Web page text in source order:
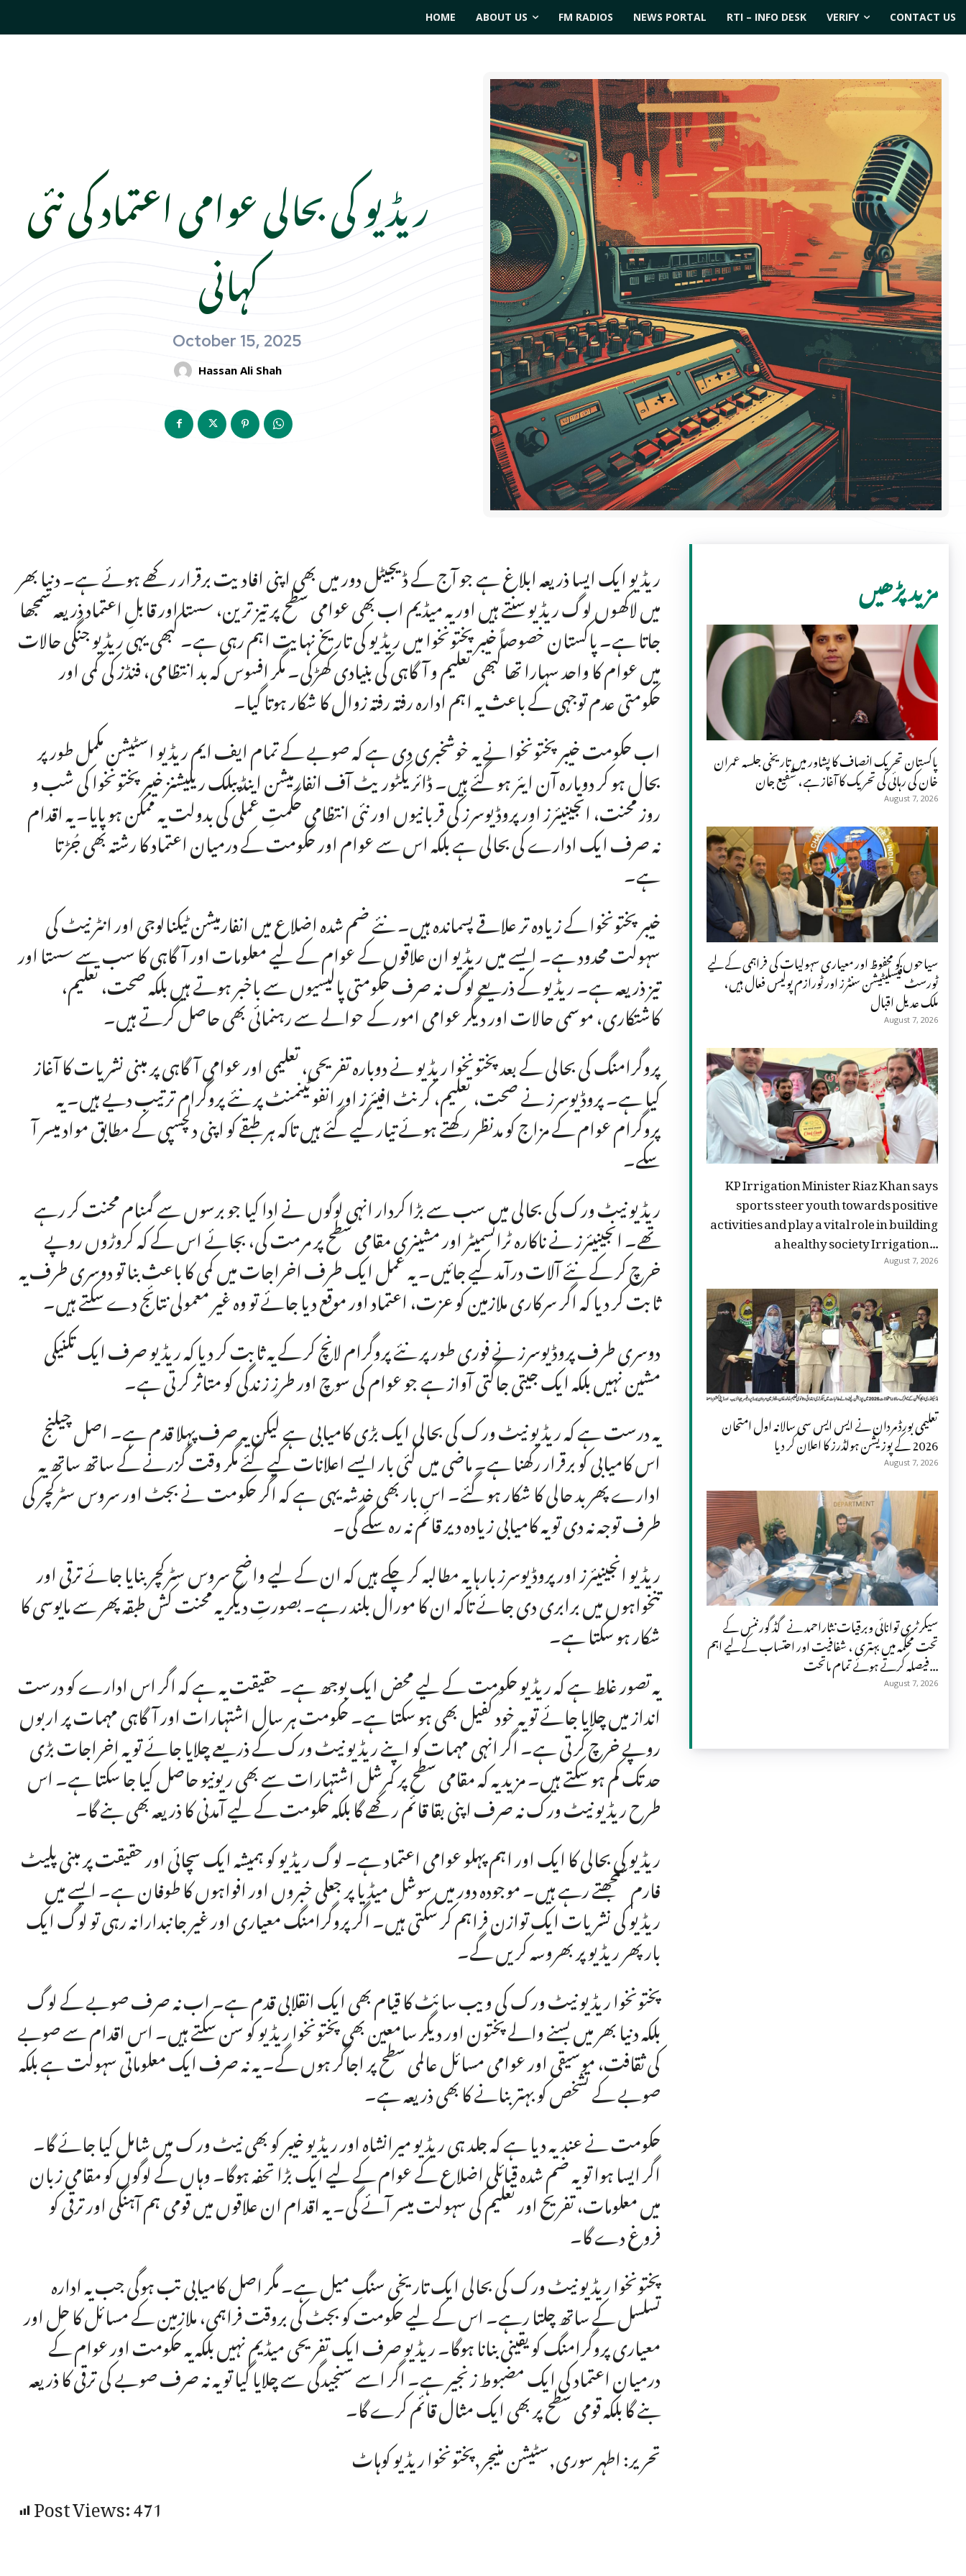
HOME ABOUT US FM RADIOS NEWS PORTAL RTI – INFO DESK VERIFY CONTACT US
ریڈیو کی بحالی عوامی اعتماد کی نئی
کہانی
October 15, 2025
Hassan Ali Shah
ریڈیو ایک ایسا ذریعہ ابلاغ ہے جو آج کے ڈیجیٹل دور میں بھی اپنی افادیت برقرار رکھے ہوئے ہے۔ دنیا بھر
میں لاکھوں لوگ ریڈیو سنتے ہیں اور یہ میڈیم اب بھی عوامی سطح پر تیز ترین، سستا اور قابلِ اعتماد ذریعہ سمجھا
جاتا ہے۔ پاکستان خصوصاً خیبر پختونخوا میں ریڈیو کی تاریخ نہایت اہم رہی ہے۔ کبھی یہی ریڈیو جنگی حالات
میں عوام کا واحد سہارا تھا کبھی تعلیم و آگاہی کی بنیادی کھڑکی۔ مگر افسوس کہ بد انتظامی، فنڈز کی کمی اور
حکومتی عدم توجہی کے باعث یہ اہم ادارہ رفتہ رفتہ زوال کا شکار ہوتا گیا۔
اب حکومت خیبر پختونخوا نے یہ خوشخبری دی ہے کہ صوبے کے تمام ایف ایم ریڈیو اسٹیشن مکمل طور پر
بحال ہو کر دوبارہ آن ایئر ہو گئے ہیں۔ ڈائریکٹوریٹ آف انفارمیشن اینڈ پبلک ریلیشنز خیبرپختونخوا کی شب و
روز محنت، انجینیئرز اور پروڈیوسرز کی قربانیوں اور نئی انتظامی حکمتِ عملی کی بدولت یہ ممکن ہو پایا۔ یہ اقدام
نہ صرف ایک ادارے کی بحالی ہے بلکہ اس سے عوام اور حکومت کے درمیان اعتماد کا رشتہ بھی جُڑتا
ہے۔
خیبر پختونخوا کے زیادہ تر علاقے پسماندہ ہیں۔ نئے ضم شدہ اضلاع میں انفارمیشن ٹیکنالوجی اور انٹرنیٹ کی
سہولت محدود ہے۔ ایسے میں ریڈیو ان علاقوں کے عوام کے لیے معلومات اور آگاہی کا سب سے سستا اور
تیز ذریعہ ہے۔ ریڈیو کے ذریعے لوگ نہ صرف حکومتی پالیسیوں سے باخبر ہوتے ہیں بلکہ صحت، تعلیم،
کاشتکاری، موسمی حالات اور دیگر عوامی امور کے حوالے سے رہنمائی بھی حاصل کرتے ہیں۔
پروگرامنگ کی بحالی کے بعد پختونخوا ریڈیو نے دوبارہ تفریحی، تعلیمی اور عوامی آگاہی پر مبنی نشریات کا آغاز
کیا ہے۔ پروڈیوسرز نے صحت، تعلیم، کرنٹ افیئرز اور انفوٹینمنٹ پر نئے پروگرام ترتیب دیے ہیں۔ یہ
پروگرام عوام کے مزاج کو مدنظر رکھتے ہوئے تیار کیے گئے ہیں تاکہ ہر طبقے کو اپنی دلچسپی کے مطابق مواد میسر آ
سکے۔
ریڈیو نیٹ ورک کی بحالی میں سب سے بڑا کردار انہی لوگوں نے ادا کیا جو برسوں سے گمنام محنت کر رہے
تھے۔ انجینیئرز نے ناکارہ ٹرانسمیٹر اور مشینری مقامی سطح پر مرمت کی، بجائے اس کے کہ کروڑوں روپے
خرچ کر کے نئے آلات درآمد کیے جائیں۔ یہ عمل ایک طرف اخراجات میں کمی کا باعث بنا تو دوسری طرف یہ
ثابت کر دیا کہ اگر سرکاری ملازمین کو عزت، اعتماد اور موقع دیا جائے تو وہ غیر معمولی نتائج دے سکتے ہیں۔
دوسری طرف پروڈیوسرز نے فوری طور پر نئے پروگرام لانچ کر کے یہ ثابت کر دیا کہ ریڈیو صرف ایک تکنیکی
مشین نہیں بلکہ ایک جیتی جاگتی آواز ہے جو عوام کی سوچ اور طرزِ زندگی کو متاثر کرتی ہے۔
یہ درست ہے کہ ریڈیو نیٹ ورک کی بحالی ایک بڑی کامیابی ہے لیکن یہ صرف پہلا قدم ہے۔ اصل چیلنج
اس کامیابی کو برقرار رکھنا ہے۔ ماضی میں کئی بار ایسے اعلانات کیے گئے مگر وقت گزرنے کے ساتھ ساتھ یہ
ادارے پھر بد حالی کا شکار ہو گئے۔ اس بار بھی خدشہ یہی ہے کہ اگر حکومت نے بجٹ اور سروس سٹرکچر کی
طرف توجہ نہ دی تو یہ کامیابی زیادہ دیر قائم نہ رہ سکے گی۔
ریڈیو انجینیئرز اور پروڈیوسرز بارہا یہ مطالبہ کر چکے ہیں کہ ان کے لیے واضح سروس سٹرکچر بنایا جائے ترقی اور
تنخواہوں میں برابری دی جائے تاکہ ان کا مورال بلند رہے۔ بصورتِ دیگر یہ محنت کش طبقہ پھر سے مایوسی کا
شکار ہو سکتا ہے۔
یہ تصور غلط ہے کہ ریڈیو حکومت کے لیے محض ایک بوجھ ہے۔ حقیقت یہ ہے کہ اگر اس ادارے کو درست
انداز میں چلایا جائے تو یہ خود کفیل بھی ہو سکتا ہے۔ حکومت ہر سال اشتہارات اور آگاہی مہمات پر اربوں
روپے خرچ کرتی ہے۔ اگر انہی مہمات کو اپنے ریڈیو نیٹ ورک کے ذریعے چلایا جائے تو یہ اخراجات بڑی
حد تک کم ہو سکتے ہیں۔ مزید یہ کہ مقامی سطح پر کمرشل اشتہارات سے بھی ریونیو حاصل کیا جا سکتا ہے۔ اس
طرح ریڈیو نیٹ ورک نہ صرف اپنی بقا قائم رکھے گا بلکہ حکومت کے لیے آمدنی کا ذریعہ بھی بنے گا۔
ریڈیو کی بحالی کا ایک اور اہم پہلو عوامی اعتماد ہے۔ لوگ ریڈیو کو ہمیشہ ایک سچائی اور حقیقت پر مبنی پلیٹ
فارم سمجھتے رہے ہیں۔ موجودہ دور میں سوشل میڈیا پر جعلی خبروں اور افواہوں کا طوفان ہے۔ ایسے میں
ریڈیو کی نشریات ایک توازن فراہم کر سکتی ہیں۔ اگر پروگرامنگ معیاری اور غیر جانبدارانہ رہی تو لوگ ایک
بار پھر ریڈیو پر بھروسہ کریں گے۔
پختونخوا ریڈیو نیٹ ورک کی ویب سائٹ کا قیام بھی ایک انقلابی قدم ہے۔ اب نہ صرف صوبے کے لوگ
بلکہ دنیا بھر میں بسنے والے پختون اور دیگر سامعین بھی پختونخوا ریڈیو کو سن سکتے ہیں۔ اس اقدام سے صوبے
کی ثقافت، موسیقی اور عوامی مسائل عالمی سطح پر اجاگر ہوں گے۔ یہ نہ صرف ایک معلوماتی سہولت ہے بلکہ
صوبے کے تشخص کو بہتر بنانے کا بھی ذریعہ ہے۔
حکومت نے عندیہ دیا ہے کہ جلد ہی ریڈیو میرانشاہ اور ریڈیو خیبر کو بھی نیٹ ورک میں شامل کیا جائے گا۔
اگر ایسا ہوا تو یہ ضم شدہ قبائلی اضلاع کے عوام کے لیے ایک بڑا تحفہ ہوگا۔ وہاں کے لوگوں کو مقامی زبان
میں معلومات، تفریح اور تعلیم کی سہولت میسر آئے گی۔ یہ اقدام ان علاقوں میں قومی ہم آہنگی اور ترقی کو
فروغ دے گا۔
پختونخوا ریڈیو نیٹ ورک کی بحالی ایک تاریخی سنگِ میل ہے۔ مگر اصل کامیابی تب ہوگی جب یہ ادارہ
تسلسل کے ساتھ چلتا رہے۔ اس کے لیے حکومت کو بجٹ کی بروقت فراہمی، ملازمین کے مسائل کا حل اور
معیاری پروگرامنگ کو یقینی بنانا ہوگا۔ ریڈیو صرف ایک تفریحی میڈیم نہیں بلکہ یہ حکومت اور عوام کے
درمیان اعتماد کی ایک مضبوط زنجیر ہے۔ اگر اسے سنجیدگی سے چلایا گیا تو یہ نہ صرف صوبے کی ترقی کا ذریعہ
بنے گا بلکہ قومی سطح پر بھی ایک مثال قائم کرے گا۔
تحریر: اطہر سوری,سٹیشن منیجر,پختونخوا ریڈیو کوہاٹ
Post Views:471
مزید پڑھیں
پاکستان تحریک انصاف کا پشاور میں تاریخی جلسہ عمران
خان کی رہائی کی تحریک کا آغاز ہے، شفیع جان
August 7, 2026
سیاحوں کو محفوظ اور معیاری سہولیات کی فراہمی کے لیے
ٹورسٹ فیسلیٹیشن سنٹرز اور ٹورازم پولیس فعال ہیں،
ملک عدیل اقبال
August 7, 2026
KP Irrigation Minister Riaz Khan says
sports steer youth towards positive
activities and play a vital role in building
a healthy society Irrigation...
August 7, 2026
تعلیمی بورڈ مردان نے ایس ایس سی سالانہ اول امتحان
2026 کے پوزیشن ہولڈرز کا اعلان کر دیا
August 7, 2026
سیکرٹری توانائی وبرقیات نثاراحمد نے گڈ گورننس کے
تحت محکمہ میں بہتری ، شفافیت اور احتساب کے لیے اہم
فیصلہ کرتے ہوئے تمام ماتحت...
August 7, 2026